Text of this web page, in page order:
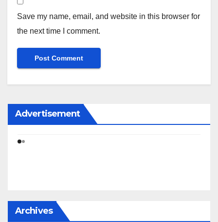
Save my name, email, and website in this browser for
the next time I comment.
Advertisement
Archives